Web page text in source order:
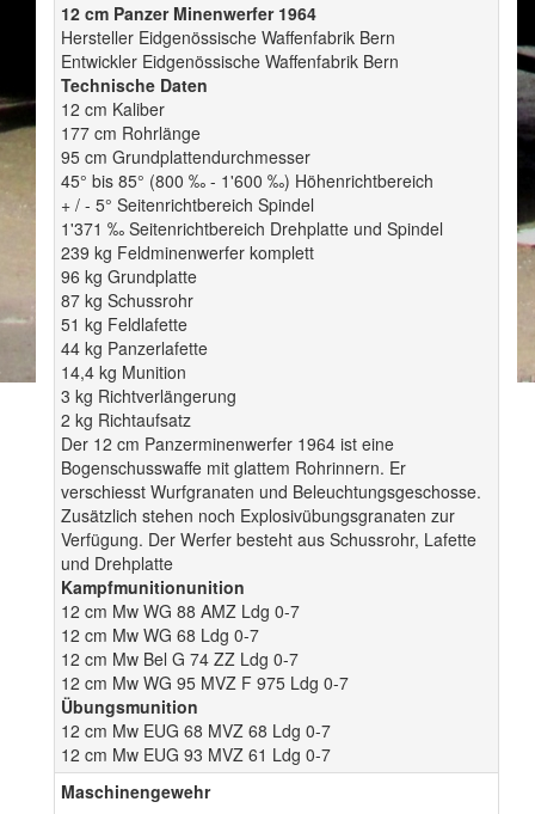
12 cm Panzer Minenwerfer 1964
Hersteller Eidgenössische Waffenfabrik Bern
Entwickler Eidgenössische Waffenfabrik Bern
Technische Daten
12 cm Kaliber
177 cm Rohrlänge
95 cm Grundplattendurchmesser
45° bis 85° (800 ‰ - 1'600 ‰) Höhenrichtbereich
+ / - 5° Seitenrichtbereich Spindel
1'371 ‰ Seitenrichtbereich Drehplatte und Spindel
239 kg Feldminenwerfer komplett
96 kg Grundplatte
87 kg Schussrohr
51 kg Feldlafette
44 kg Panzerlafette
14,4 kg Munition
3 kg Richtverlängerung
2 kg Richtaufsatz
Der 12 cm Panzerminenwerfer 1964 ist eine
Bogenschusswaffe mit glattem Rohrinnern. Er
verschiesst Wurfgranaten und Beleuchtungsgeschosse.
Zusätzlich stehen noch Explosivübungsgranaten zur
Verfügung. Der Werfer besteht aus Schussrohr, Lafette
und Drehplatte
Kampfmunitionunition
12 cm Mw WG 88 AMZ Ldg 0-7
12 cm Mw WG 68 Ldg 0-7
12 cm Mw Bel G 74 ZZ Ldg 0-7
12 cm Mw WG 95 MVZ F 975 Ldg 0-7
Übungsmunition
12 cm Mw EUG 68 MVZ 68 Ldg 0-7
12 cm Mw EUG 93 MVZ 61 Ldg 0-7
Maschinengewehr